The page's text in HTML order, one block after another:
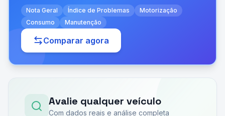
Nota Geral Índice de Problemas
Motorização
Consumo
Manutenção
Comparar agora
Avalie qualquer veículo
Com dados reais e análise completa